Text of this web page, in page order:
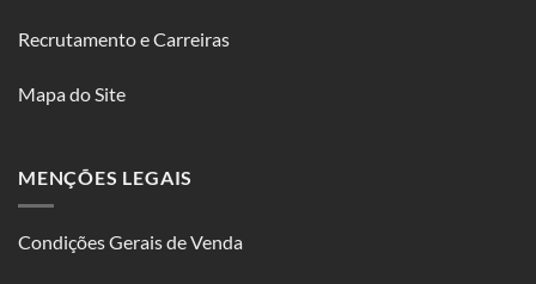
Recrutamento e Carreiras
Mapa do Site
MENÇÕES LEGAIS
Condições Gerais de Venda